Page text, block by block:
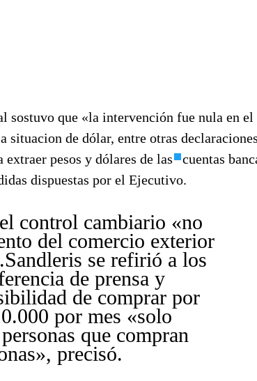
sostuvo que «la intervención fue nula en
situacion de dólar, entre otras
pesos y dólares de las
cuentas
dispuestas por el Ejecutivo.
control cambiario «no
del comercio exterior
se refirió a los
de prensa y
de comprar por
por mes «solo
que compran
precisó.